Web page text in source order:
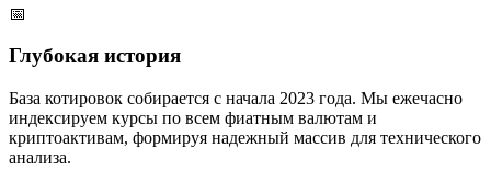
📅
Глубокая история
База котировок собирается с начала 2023 года. Мы ежечасно
индексируем курсы по всем фиатным валютам и
криптоактивам, формируя надежный массив для технического
анализа.